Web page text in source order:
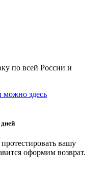
по всей России и
можно здесь
вашу
оформим возврат.